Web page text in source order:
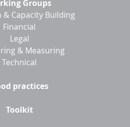
Groups
& Capacity Building
Financial
Legal
& Measuring
Technical
practices
Toolkit